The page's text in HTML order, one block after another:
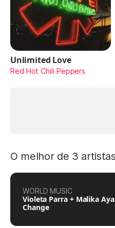
Unlimited Love
Red Hot Chili Peppers
O melhor de 3
WORLD MUSIC
Violeta Parra + Malika
Change